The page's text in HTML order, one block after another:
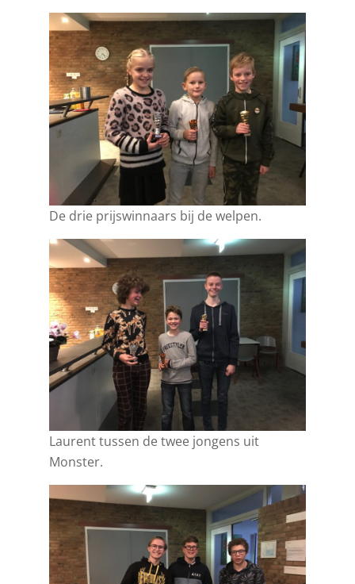
De drie prijswinnaars bij de welpen.
Laurent tussen de twee jongens uit
Monster.